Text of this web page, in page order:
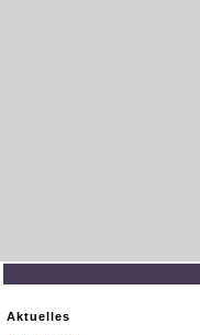
Aktuelles